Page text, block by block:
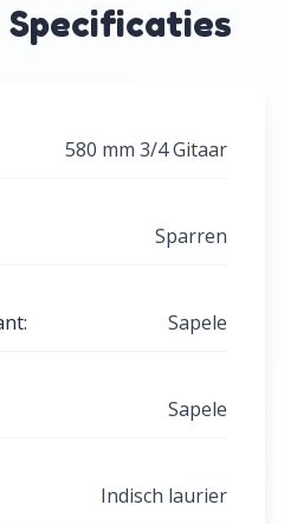
Specificaties
580 mm 3/4 Gitaar
Sparren
: Sapele
Sapele
Indisch laurier